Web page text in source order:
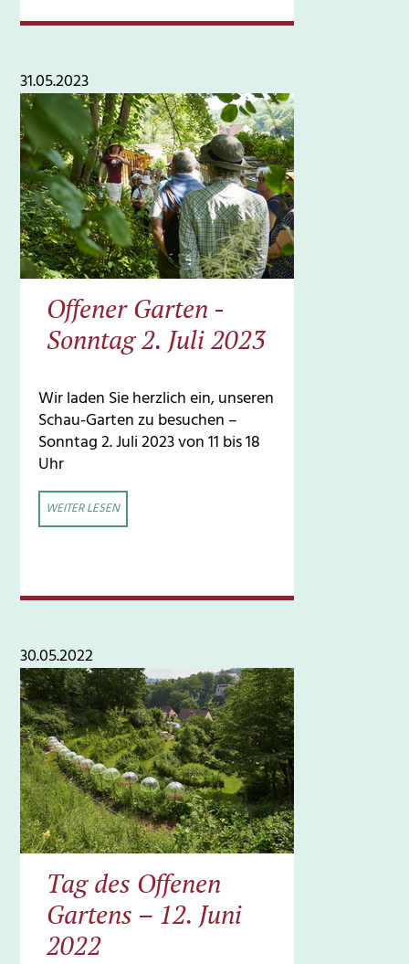
31.05.2023
Offener Garten -
Sonntag 2. Juli 2023
Wir laden Sie herzlich ein, unseren
Schau-Garten zu besuchen –
Sonntag 2. Juli 2023 von 11 bis 18
Uhr
WEITER LESEN
30.05.2022
Tag des Offenen
Gartens – 12. Juni
2022